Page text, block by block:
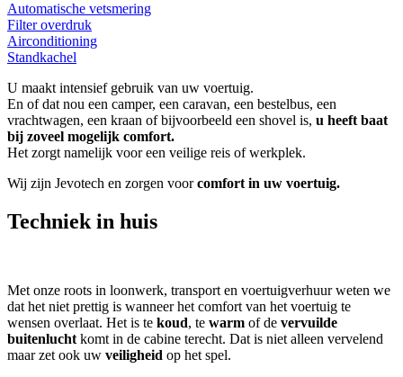
Automatische vetsmering
Filter overdruk
Airconditioning
Standkachel
U maakt intensief gebruik van uw voertuig.
En of dat nou een camper, een caravan, een bestelbus, een
vrachtwagen, een kraan of bijvoorbeeld een shovel is, u heeft baat
bij zoveel mogelijk comfort.
Het zorgt namelijk voor een veilige reis of werkplek.
Wij zijn Jevotech en zorgen voorcomfort in uw voertuig.
Techniek in huis
Met onze roots in loonwerk, transport en voertuigverhuur weten we
dat het niet prettig is wanneer het comfort van het voertuig te
wensen overlaat. Het is te koud, te warm of de vervuilde
buitenlucht komt in de cabine terecht. Dat is niet alleen vervelend
maar zet ook uw veiligheid op het spel.